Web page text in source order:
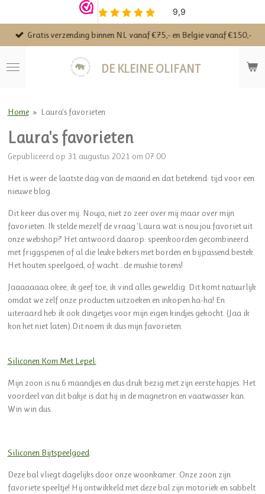
direct
naar
hoofdinhoud
DE KLEINE OLIFANT
Gratis verzending binnen NL vanaf €75,- en Belgie vanaf €150,-
Home » Laura's favorieten
Laura's favorieten
Gepubliceerd op 31 augustus 2021 om 07:00
Het is weer de laatste dag van de maand en dat betekend: tijd voor een
nieuwe blog..
Dit keer dus over mij. Nouja, niet zo zeer over mij maar over mijn
favorieten. Ik stelde mezelf de vraag 'Laura wat is nou jou favoriet uit
onze webshop?' Het antwoord daarop: speenkoorden gecombineerd
met friggspenen of al die leuke bekers met borden en bijpassend bestek.
Het houten speelgoed, of wacht...de mushie torens!
Jaaaaaaaa okee, ik geef toe, ik vind alles geweldig. Dit komt natuurlijk
omdat we zelf onze producten uitzoeken en inkopen ha-ha! En
uiteraard heb ik ook dingetjes voor mijn eigen kindjes gekocht. (Jaa ik
kon het niet laten).Dit noem ik dus mijn favorieten.
Siliconen Kom Met Lepel:
Mijn zoon is nu 6 maandjes en dus druk bezig met zijn eerste hapjes. Het
voordeel van dit bakje is dat hij in de magnetron en vaatwasser kan.
Win win dus.
Siliconen Bijtspeelgoed:
Deze bal vliegt dagelijks door onze woonkamer. Onze zoon zijn
favoriete speeltje! Hij ontwikkeld met deze bal zijn motoriek en sabbelt